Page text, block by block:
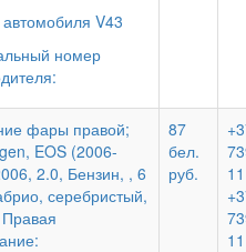
V43
номер
фары правой;
EOS (2006-
2.0, Бензин, , 6
серебристый,
87
бел.
руб.
11
11